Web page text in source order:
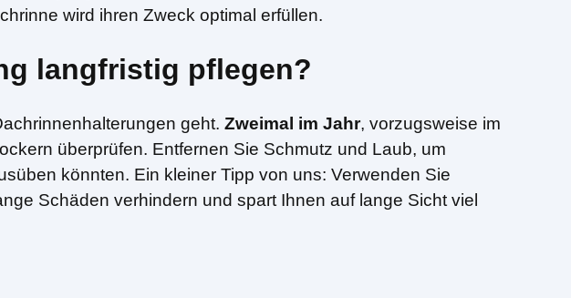
wird ihren Zweck optimal erfüllen.
langfristig pflegen?
geht. Zweimal im Jahr, vorzugsweise im
überprüfen. Entfernen Sie Schmutz und Laub, um
könnten. Ein kleiner Tipp von uns: Verwenden Sie
Schäden verhindern und spart Ihnen auf lange Sicht viel